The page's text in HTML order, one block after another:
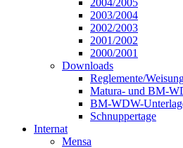
2004/2005
2003/2004
2002/2003
2001/2002
2000/2001
Downloads
Reglemente/
Matura- und BM-
BM-WDW-
Schnuppertage
Internat
Mensa